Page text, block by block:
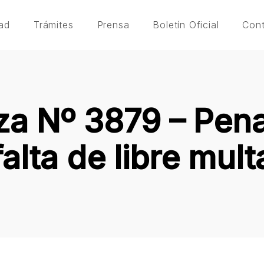
Trámites Prensa Boletín Oficial
Nº 3879 –
de libre